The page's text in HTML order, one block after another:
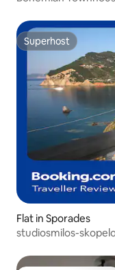
Superhost
Superhost
Flat in Sporades
studiosmilos-